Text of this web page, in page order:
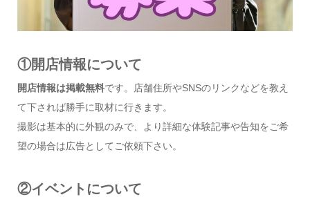
①開店情報について
開店情報は掲載無料です。店舗住所やSNSのリンクなどを教え
て下されば勝手に取材に行きます。
撮影は基本的に外観のみで、より詳細な体験記事や告知をご希
望の場合は広告としてご依頼下さい。
②イベントについて